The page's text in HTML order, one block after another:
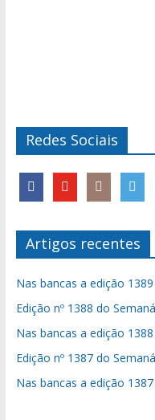
Redes Sociais
Artigos recentes
Nas bancas a edição
Edição nº 1388 do
Nas bancas a edição
Edição nº 1387 do
Nas bancas a edição